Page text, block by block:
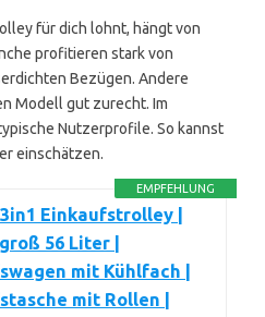
für dich lohnt, hängt von
profitieren stark von
Bezügen. Andere
Modell gut zurecht. Im
Nutzerprofile. So kannst
einschätzen.
EMPFEHLUNG
Einkaufstrolley |
56 Liter |
mit Kühlfach |
mit Rollen |